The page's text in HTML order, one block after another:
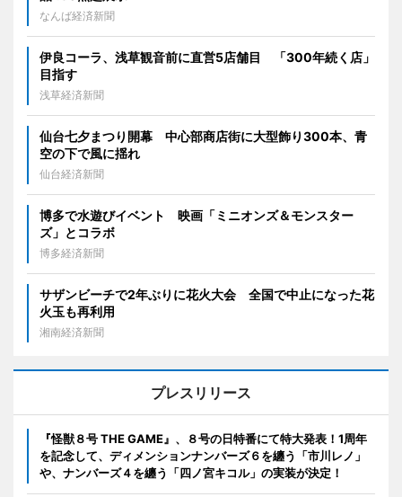
なんば経済新聞
伊良コーラ、浅草観音前に直営5店舗目 「300年続く店」
目指す
浅草経済新聞
仙台七夕まつり開幕 中心部商店街に大型飾り300本、青
空の下で風に揺れ
仙台経済新聞
博多で水遊びイベント 映画「ミニオンズ＆モンスター
ズ」とコラボ
博多経済新聞
サザンビーチで2年ぶりに花火大会 全国で中止になった花
火玉も再利用
湘南経済新聞
プレスリリース
『怪獣８号 THE GAME』、８号の日特番にて特大発表！1周年
を記念して、ディメンションナンバーズ６を纏う「市川レノ」
や、ナンバーズ４を纏う「四ノ宮キコル」の実装が決定！